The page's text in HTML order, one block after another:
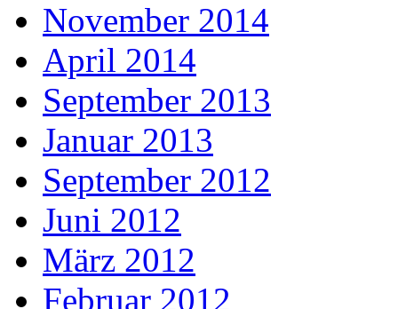
November 2014
April 2014
September 2013
Januar 2013
September 2012
Juni 2012
März 2012
Februar 2012